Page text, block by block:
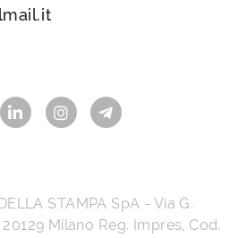
DELLA STAMPA SpA - Via G.
20129 Milano Reg. Impres, Cod.